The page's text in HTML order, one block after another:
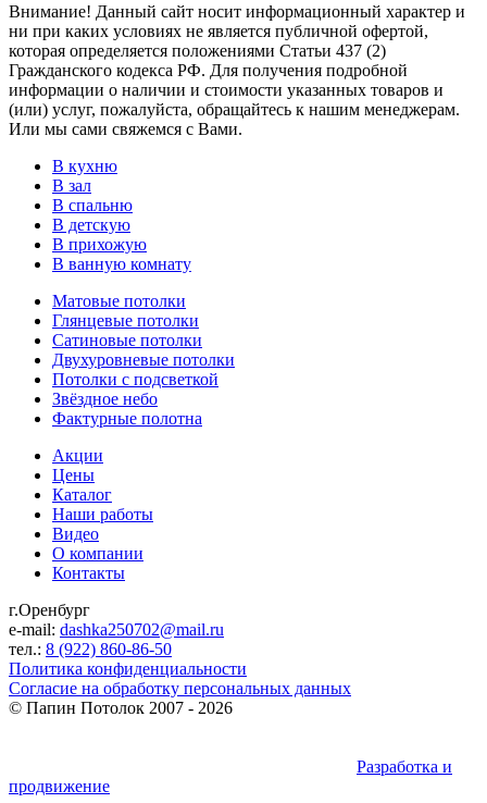
Внимание! Данный сайт носит информационный характер и
ни при каких условиях не является публичной офертой,
которая определяется положениями Статьи 437 (2)
Гражданского кодекса РФ. Для получения подробной
информации о наличии и стоимости указанных товаров и
(или) услуг, пожалуйста, обращайтесь к нашим менеджерам.
Или мы сами свяжемся с Вами.
В кухню
В зал
В спальню
В детскую
В прихожую
В ванную комнату
Матовые потолки
Глянцевые потолки
Сатиновые потолки
Двухуровневые потолки
Потолки с подсветкой
Звёздное небо
Фактурные полотна
Акции
Цены
Каталог
Наши работы
Видео
О компании
Контакты
г.Оренбург
e-mail: dashka250702@mail.ru
тел.: 8 (922) 860-86-50
Политика конфиденциальности
Согласие на обработку персональных данных
© Папин Потолок 2007 - 2026
Разработка и
продвижение